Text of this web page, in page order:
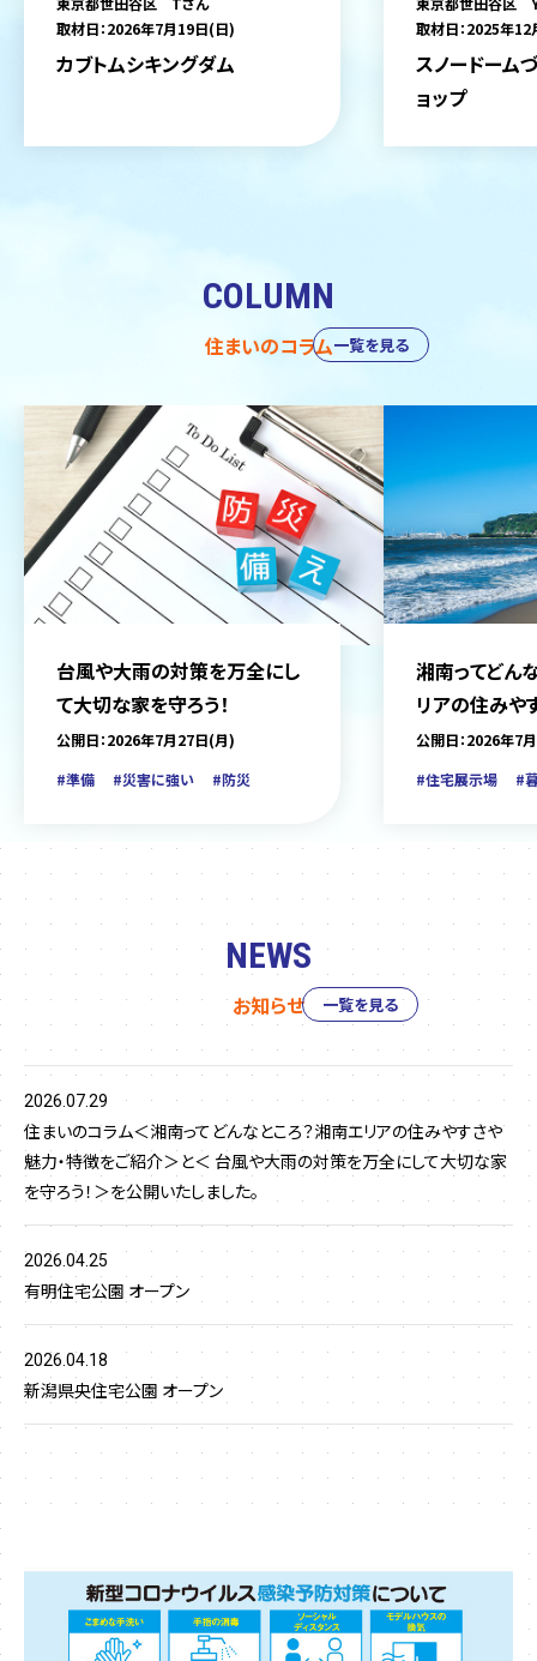
取材日：2026年7月19日(日)
カブトムシキングダム
取材日：2025年
スノードーム
ョップ
COLUMN
住まいのコラム
台風や大雨の対策を万全にし
て大切な家を守ろう！
公開日：2026年7月27日(月)
#準備
#災害に強い #防災
湘南ってどん
リアの住みや
をご紹介
公開日：2026年7
#住宅展示場
#
一覧を見る
NEWS
お知らせ
2026.07.29
住まいのコラム＜湘南ってどんなところ？湘南エリアの住みやすさや
魅力・特徴をご紹介＞と＜ 台風や大雨の対策を万全にして大切な家
を守ろう！＞を公開いたしました。
2026.04.25
有明住宅公園 オープン
2026.04.18
新潟県央住宅公園 オープン
一覧を見る